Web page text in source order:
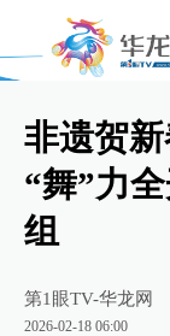
非遗贺
“舞”力
组
第1眼TV-华龙网
2026-02-18 06:00